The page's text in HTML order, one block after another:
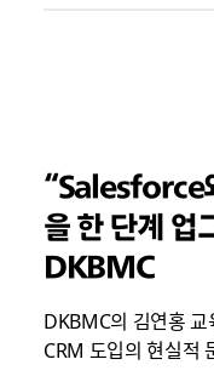
“Salesforce
을 한 단계 업
DKBMC
DKBMC의 김연홍
CRM 도입의 현실적